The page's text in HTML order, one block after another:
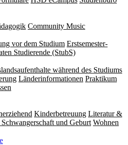
Community Music
vor dem Studium Erstsemester-
Studierende (StubS)
während des Studiums
Länderinformationen Praktikum
Kinderbetreuung Literatur &
und Geburt Wohnen